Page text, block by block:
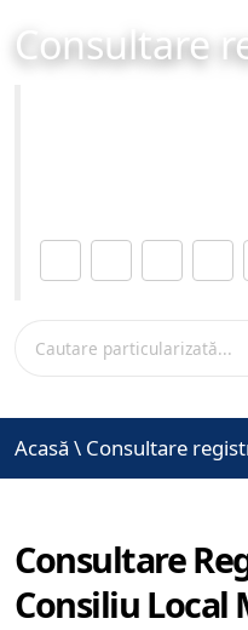
Consultare
Acasă \ Consultare
Consultare
Consiliu Local